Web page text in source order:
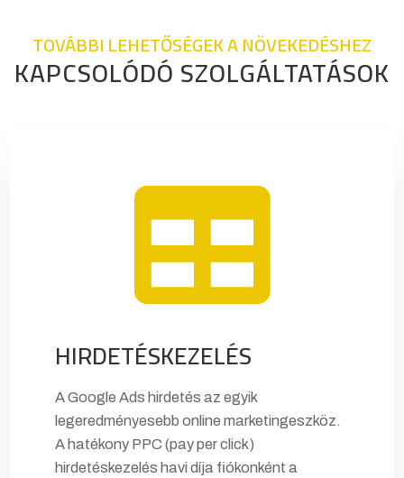
TOVÁBBI LEHETŐSÉGEK A NÖVEKEDÉSHEZ
KAPCSOLÓDÓ SZOLGÁLTATÁSOK

HIRDETÉSKEZELÉS
A Google Ads hirdetés az egyik
legeredményesebb online marketingeszköz.
A hatékony PPC (pay per click)
hirdetéskezelés havi díja fiókonként a